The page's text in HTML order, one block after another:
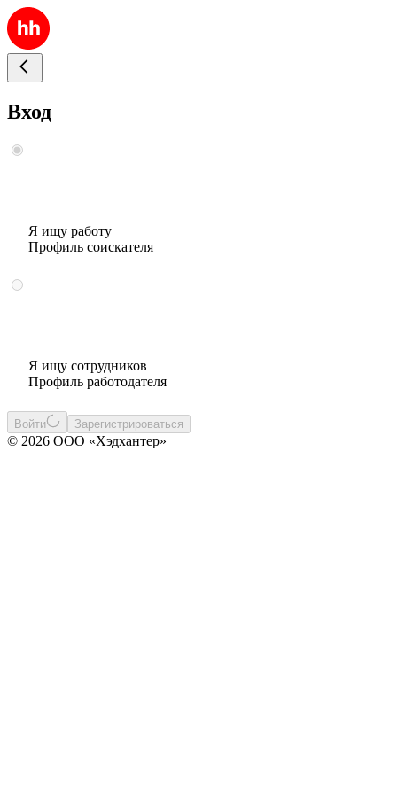
Вход
Я ищу работу
Профиль соискателя
Я ищу сотрудников
Профиль работодателя
Войти Зарегистрироваться
© 2026 ООО «Хэдхантер»